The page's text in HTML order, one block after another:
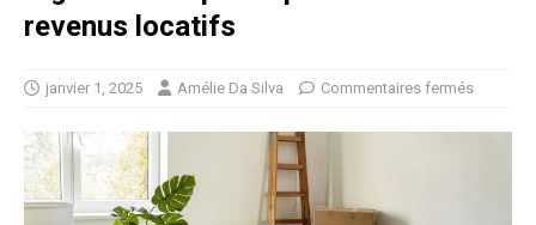
revenus locatifs
janvier 1, 2025 Amélie Da Silva Commentaires fermés